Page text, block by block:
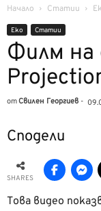
Начало Статии
Еко Статии
Филм на
отСвилен Георгиев -
Сподели
SHARES
Това видео